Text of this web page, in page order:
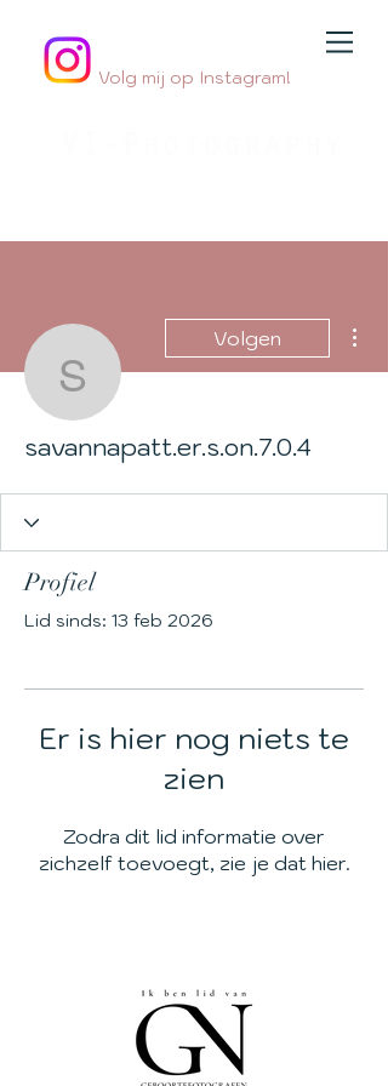
Volg mij op Instagram!
Volgen
savannapatt.er.s.on.7.0.4
Profiel
Lid sinds: 13 feb 2026
Er is hier nog niets te
zien
Zodra dit lid informatie over
zichzelf toevoegt, zie je dat hier.